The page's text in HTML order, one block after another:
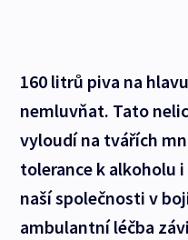
160 litrů piva na
nemluvňat. Tato
vyloudí na tvářích
tolerance k alkoholu
naší společnosti v
ambulantní léčba